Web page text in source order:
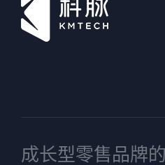
成长型零售品牌